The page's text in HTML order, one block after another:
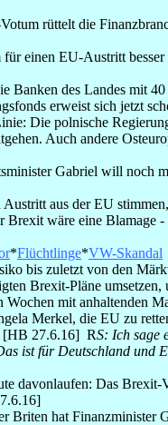
rüttelt die
einen EU-Austritt
Banken des Landes mit
erweist sich jetzt
Die polnische
Auch andere
Gabriel will noch
aus der EU
wäre eine Blamage
*Flüchtlinge*VW-Skandal
bis zuletzt von den
Brexit-Pläne
mit anhaltenden
Merkel, die EU zu
[HB 27.6.16] RS: Ich sage
ist für Deutschland und
davonlaufen: Das
Briten hat Finanzminister